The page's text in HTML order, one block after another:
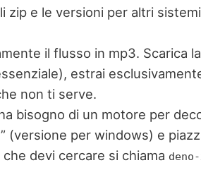
zip e le versioni per altri
il flusso in mp3. Scarica
estrai
non ti serve.
bisogno di un motore per
(versione per windows) e
devi cercare si chiama